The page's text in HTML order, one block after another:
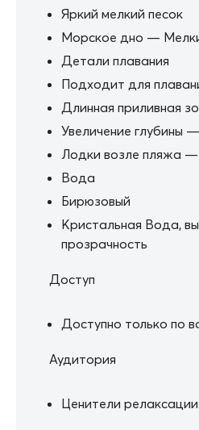
Яркий мелкий песок
Морское дно —
Детали плавания
Подходит для
Длинная приливная
Увеличение глубины
Лодки возле пляжа —
Вода
Бирюзовый
Кристальная Вода,
прозрачность
Доступ
Доступно только по
Аудитория
Ценители релаксации